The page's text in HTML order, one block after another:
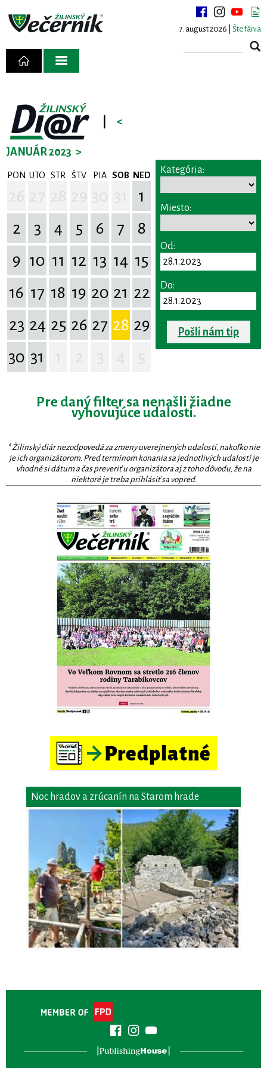
7. august 2026 | Štefánia
<
JANUÁR 2023 >
PON UTO STR ŠTV PIA SOB NED
1
2
3 4 5 6 7
8
9 10 11 12 13 14 15
16 17 18 19 20 21 22
23 24 25 26 27 28 29
30 31
Kategória:
Miesto:
Od:
Do:
Pošli nám tip
Pre daný filter sa nenašli žiadne
vyhovujúce udalosti.
* Žilinský diár nezodpovedá za zmeny uverejnených udalostí, nakoľko nie
je ich organizátorom. Pred termínom konania sa jednotlivých udalostí je
vhodné si dátum a čas preveriť u organizátora aj z toho dôvodu, že na
niektoré je treba prihlásiť sa vopred.
Noc hradov a zrúcanín na Starom hrade